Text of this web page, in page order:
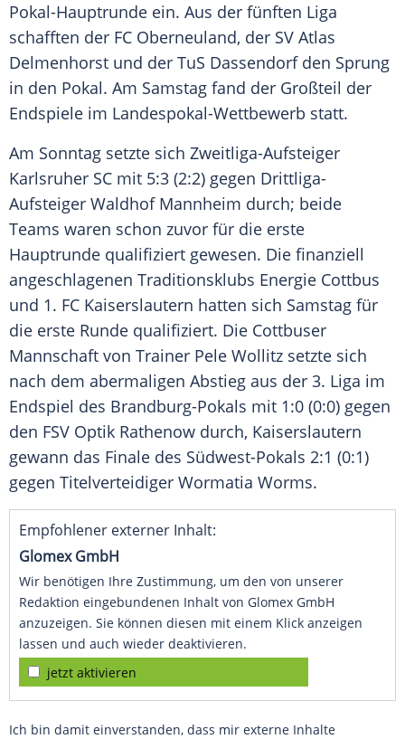
Pokal-Hauptrunde ein. Aus der fünften Liga
schafften der FC Oberneuland, der SV Atlas
Delmenhorst und der TuS Dassendorfden Sprung
in den Pokal. Am Samstag fand der Großteil der
Endspiele im Landespokal-Wettbewerb statt.
Am Sonntag setzte sich Zweitliga-Aufsteiger
Karlsruher SC mit 5:3 (2:2) gegen Drittliga-
Aufsteiger Waldhof Mannheim durch; beide
Teams waren schon zuvor für die erste
Hauptrunde qualifiziert gewesen. Die finanziell
angeschlagenen Traditionsklubs Energie Cottbus
und 1. FC Kaiserslautern hatten sich Samstag für
die erste Runde qualifiziert. Die Cottbuser
Mannschaft von Trainer Pele Wollitz setzte sich
nach dem abermaligen Abstieg aus der 3. Liga im
Endspiel des Brandburg-Pokals mit 1:0 (0:0) gegen
den FSV Optik Rathenow durch, Kaiserslautern
gewann das Finale des Südwest-Pokals 2:1 (0:1)
gegen Titelverteidiger Wormatia Worms.
Empfohlener externer Inhalt:
Glomex GmbH
Wir benötigen Ihre Zustimmung, um den von unserer
Redaktion eingebundenen Inhalt von Glomex GmbH
anzuzeigen. Sie können diesen mit einem Klick anzeigen
lassen und auch wieder deaktivieren.
jetzt aktivieren
Ich bin damit einverstanden, dass mir externe Inhalte